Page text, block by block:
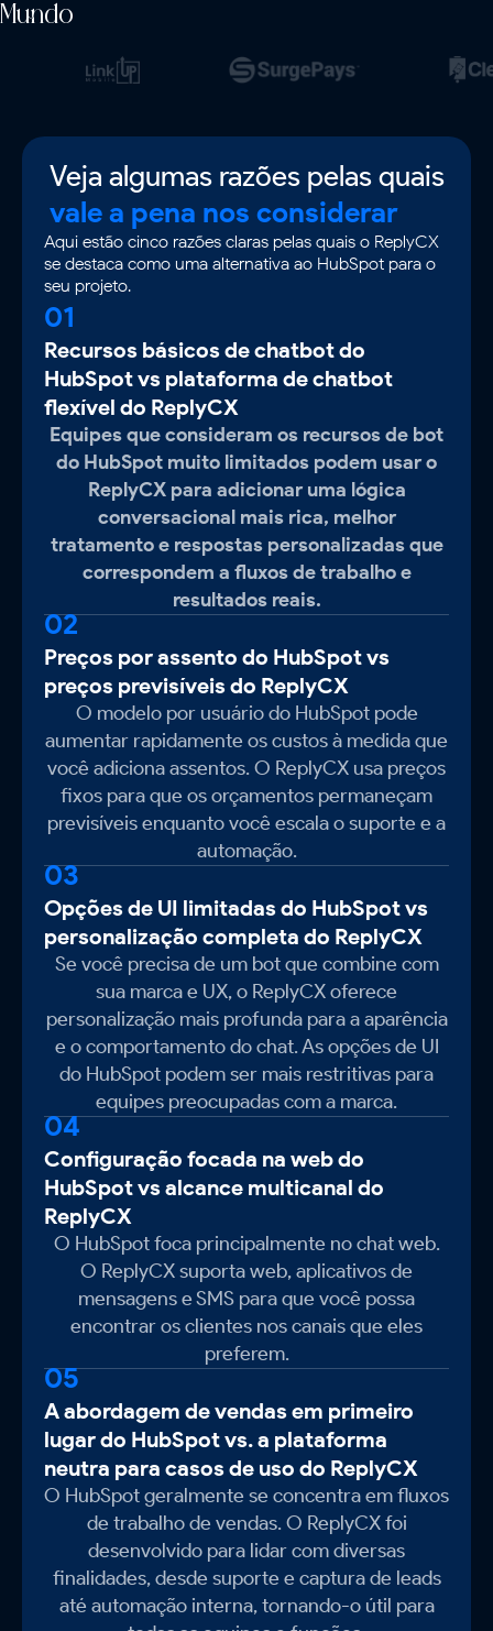
Mundo
Veja algumas razões pelas quais
vale a pena nos considerar
Aqui estão cinco razões claras pelas quais o ReplyCX
se destaca como uma alternativa ao HubSpot para o
seu projeto.
01
Recursos básicos de chatbot do
HubSpot vs plataforma de chatbot
flexível do ReplyCX
Equipes que consideram os recursos de bot
do HubSpot muito limitados podem usar o
ReplyCX para adicionar uma lógica
conversacional mais rica, melhor
tratamento e respostas personalizadas que
correspondem a fluxos de trabalho e
resultados reais.
02
Preços por assento do HubSpot vs
preços previsíveis do ReplyCX
O modelo por usuário do HubSpot pode
aumentar rapidamente os custos à medida que
você adiciona assentos. O ReplyCX usa preços
fixos para que os orçamentos permaneçam
previsíveis enquanto você escala o suporte e a
automação.
03
Opções de UI limitadas do HubSpot vs
personalização completa do ReplyCX
Se você precisa de um bot que combine com
sua marca e UX, o ReplyCX oferece
personalização mais profunda para a aparência
e o comportamento do chat. As opções de UI
do HubSpot podem ser mais restritivas para
equipes preocupadas com a marca.
04
Configuração focada na web do
HubSpot vs alcance multicanal do
ReplyCX
O HubSpot foca principalmente no chat web.
O ReplyCX suporta web, aplicativos de
mensagens e SMS para que você possa
encontrar os clientes nos canais que eles
preferem.
05
A abordagem de vendas em primeiro
lugar do HubSpot vs. a plataforma
neutra para casos de uso do ReplyCX
O HubSpot geralmente se concentra em fluxos
de trabalho de vendas. O ReplyCX foi
desenvolvido para lidar com diversas
finalidades, desde suporte e captura de leads
até automação interna, tornando-o útil para